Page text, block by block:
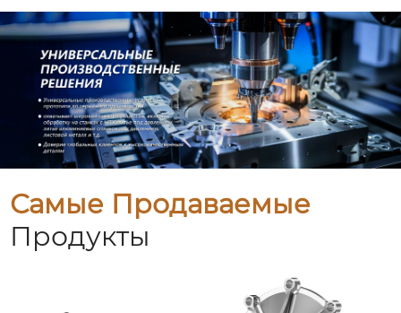
Самые Продаваемые
Продукты